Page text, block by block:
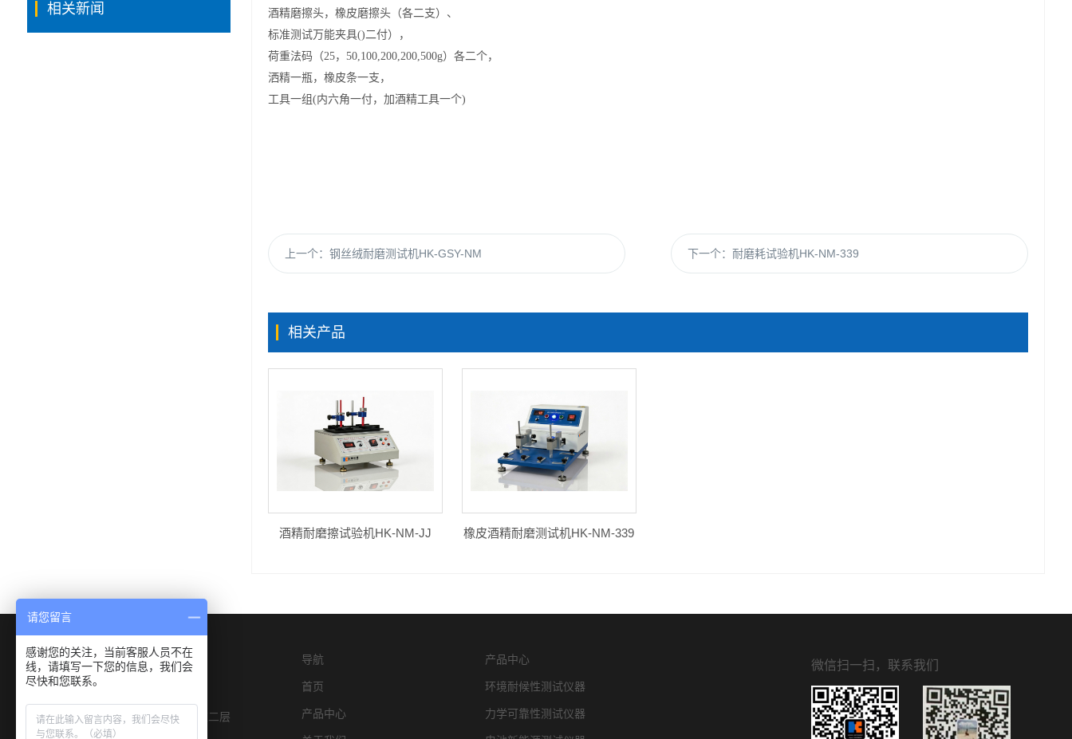
酒精磨擦头，橡皮磨擦头（各二支） 、
标准测试万能夹具()二付）
，
荷重法码（25， 50,100,200,200,500g）各二个，
洒精一瓶，橡皮条一支，
工具一组(内六角一付，加酒精工具一个)
上一个： 钢丝绒耐磨测试机HK-GSY-NM 下一个：耐磨耗试验机HK-NM-339
相关产品
酒精耐磨擦试验机HK-NM-JJ 橡皮酒精耐磨测试机HK-NM-339
相关新闻
深圳市宝安区燕罗街道物园路6号E栋二层
导航
首页
产品中心
产品中心
环境耐候性测试仪器
力学可靠性测试仪器
微信扫一扫，联系我们
请您留言
感谢您的关注，当前客服人员不在
线，请填写一下您的信息，我们会
尽快和您联系。